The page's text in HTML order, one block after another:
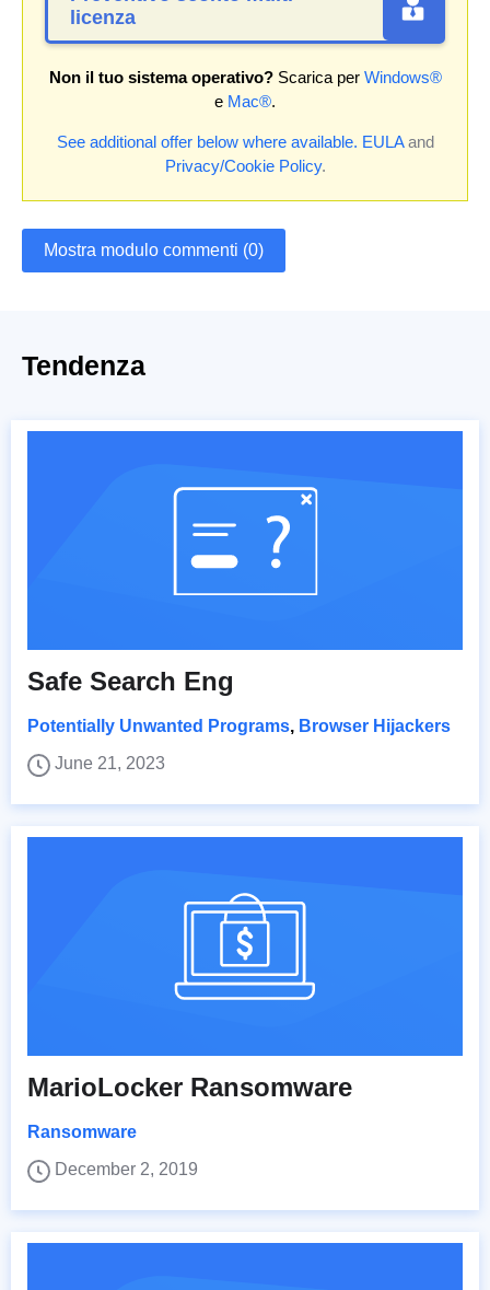
licenza
Non il tuo sistema operativo?Scarica per Windows®
e Mac®.
See additional offer below where available. EULAand
Privacy/Cookie Policy.
Mostra modulo commenti (0)
Tendenza
Safe Search Eng
Potentially Unwanted Programs, Browser Hijackers
June 21, 2023
MarioLocker Ransomware
Ransomware
December 2, 2019